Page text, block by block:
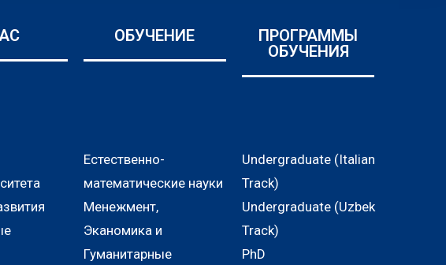
ОБУЧЕНИЕ
ПРОГРАММЫ
ОБУЧЕНИЯ
Естественно-
математические науки
Менежмент,
Эканомика и
Гуманитарные
Undergraduate (Italian
Track)
Undergraduate (Uzbek
Track)
PhD